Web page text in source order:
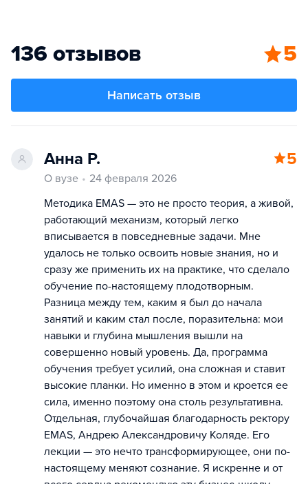
136 отзывов 5
Написать отзыв
Анна Р. 5
О вузе
24 февраля 2026
Методика EMAS — это не просто теория, а живой,
работающий механизм, который легко
вписывается в повседневные задачи. Мне
удалось не только освоить новые знания, но и
сразу же применить их на практике, что сделало
обучение по-настоящему плодотворным.
Разница между тем, каким я был до начала
занятий и каким стал после, поразительна: мои
навыки и глубина мышления вышли на
совершенно новый уровень. Да, программа
обучения требует усилий, она сложная и ставит
высокие планки. Но именно в этом и кроется ее
сила, именно поэтому она столь результативна.
Отдельная, глубочайшая благодарность ректору
EMAS, Андрею Александровичу Коляде. Его
лекции — это нечто трансформирующее, они по-
настоящему меняют сознание. Я искренне и от